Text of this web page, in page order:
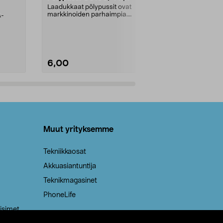
Laadukkaat pölypussit ovat
markkinoiden parhaimpia.
6,00
Muut yrityksemme
Tekniikkaosat
Akkuasiantuntija
Teknikmagasinet
PhoneLife